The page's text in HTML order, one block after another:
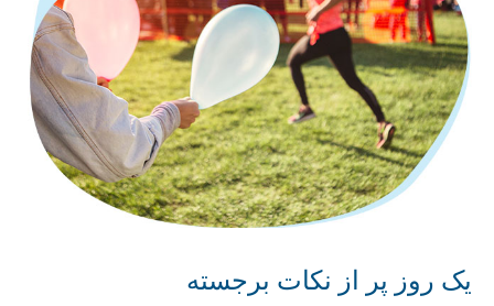
یک روز پر از نکات برجسته